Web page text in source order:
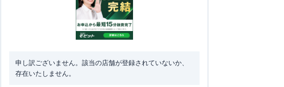
申し訳ございません。該当の店舗が登録されていないか、
存在いたしません。